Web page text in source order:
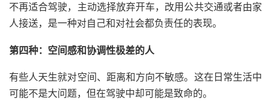
不再适合驾驶，主动选择放弃开车，改用公共交通或者由家
人接送，是一种对自己和对社会都负责任的表现。
第四种：空间感和协调性极差的人
有些人天生就对空间、距离和方向不敏感。这在日常生活中
可能不是大问题，但在驾驶中却可能是致命的。